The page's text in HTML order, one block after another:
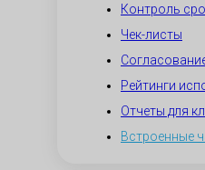
Контроль
Чек-листы
Рейтинги
Отчеты для
Встроенные